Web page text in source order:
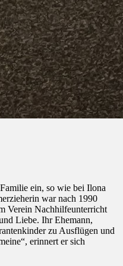
ein, so wie bei Ilona
war nach 1990
Verein Nachhilfeunterricht
Liebe. Ihr Ehemann,
zu Ausflügen und
erinnert er sich